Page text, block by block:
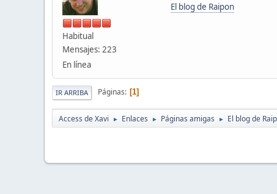
Habitual
Mensajes: 223
En línea
El blog de Raipon
IR ARRIBA Páginas 1
Access de Xavi ► Enlaces ► Páginas amigas ► El blog de